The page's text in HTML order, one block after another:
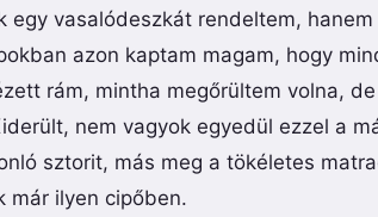
egy vasalódeszkát rendeltem,
azon kaptam magam, hogy
rám, mintha megőrültem volna,
nem vagyok egyedül ezzel a
sztorit, más meg a tökéletes
már ilyen cipőben.